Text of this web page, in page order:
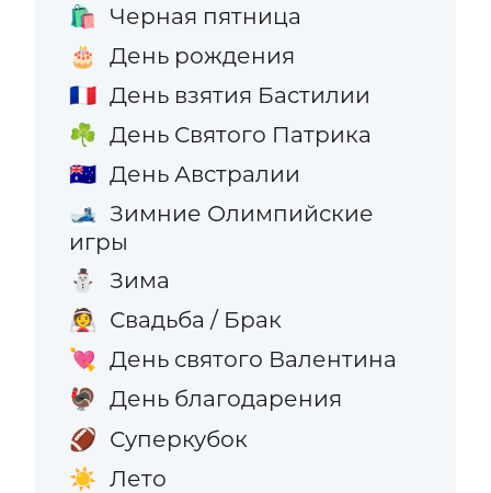
🛍️ Черная пятница
🎂 День рождения
🇫🇷 День взятия Бастилии
☘️ День Святого Патрика
🇦🇺 День Австралии
🎿 Зимние Олимпийские
игры
⛄ Зима
👰 Свадьба / Брак
💘 День святого Валентина
🦃 День благодарения
🏈 Суперкубок
☀️ Лето